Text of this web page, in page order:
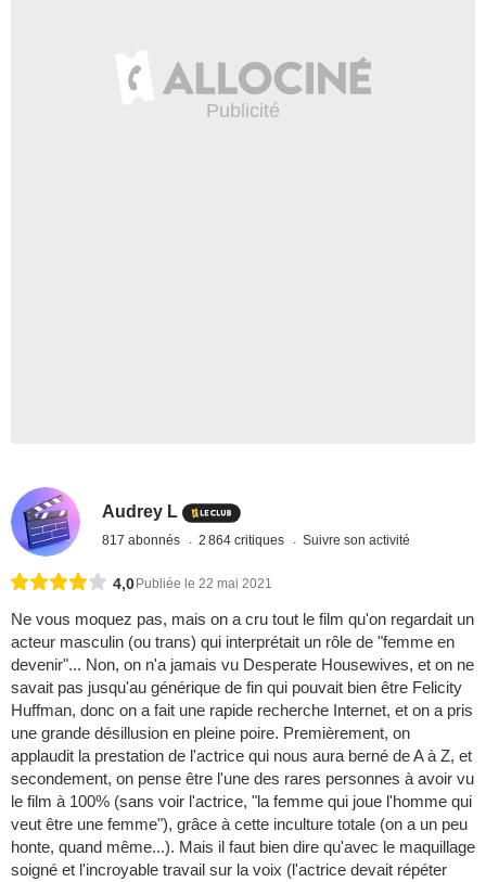
Audrey L
817 abonnés 2 864 critiques Suivre son activité
4,0 Publiée le 22 mai 2021
Ne vous moquez pas, mais on a cru tout le film qu'on regardait un
acteur masculin (ou trans) qui interprétait un rôle de "femme en
devenir"... Non, on n'a jamais vu Desperate Housewives, et on ne
savait pas jusqu'au générique de fin qui pouvait bien être Felicity
Huffman, donc on a fait une rapide recherche Internet, et on a pris
une grande désillusion en pleine poire. Premièrement, on
applaudit la prestation de l'actrice qui nous aura berné de A à Z, et
secondement, on pense être l'une des rares personnes à avoir vu
le film à 100% (sans voir l'actrice, "la femme qui joue l'homme qui
veut être une femme"), grâce à cette inculture totale (on a un peu
honte, quand même...). Mais il faut bien dire qu'avec le maquillage
soigné et l'incroyable travail sur la voix (l'actrice devait répéter